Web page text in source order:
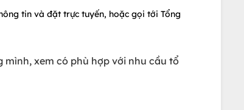
tin và đặt trực tuyến, hoặc gọi tới Tổng
mình, xem có phù hợp với nhu cầu tổ